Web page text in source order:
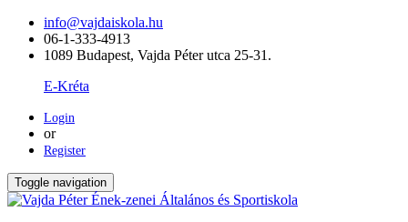
info@vajdaiskola.hu
06-1-333-4913
1089 Budapest, Vajda Péter utca 25-31.
E-Kréta
Login
or
Register
Toggle navigation